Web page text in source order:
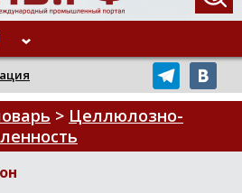
> Целлюлозно-